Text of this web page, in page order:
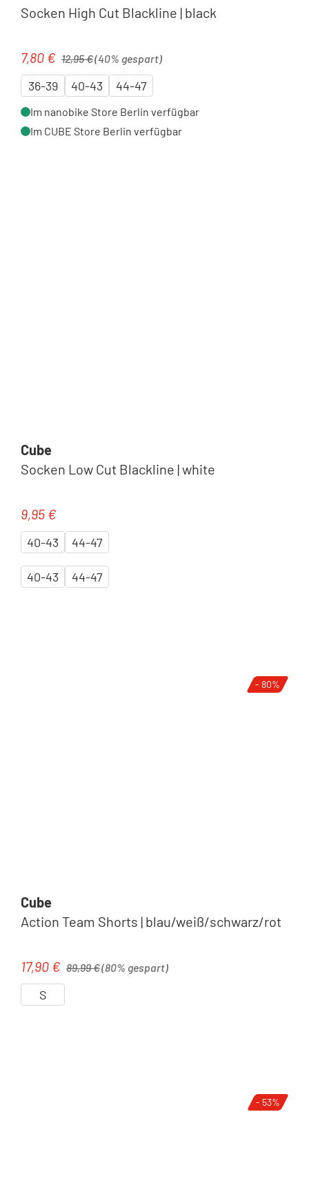
Socken High Cut Blackline | black
Verkaufspreis:
7,80 € 12,95 €(40% gespart)
36-39 40-43 44-47
Im nanobike Store Berlin verfügbar
Im CUBE Store Berlin verfügbar
Cube
Socken Low Cut Blackline | white
Regulärer Preis:
9,95 €
40-43 44-47
40-43 44-47
- 80%
Cube
Action Team Shorts | blau/weiß/schwarz/rot
Verkaufspreis:
17,90 € Regulärer Preis:
89,99 €(80% gespart)
S
- 53%